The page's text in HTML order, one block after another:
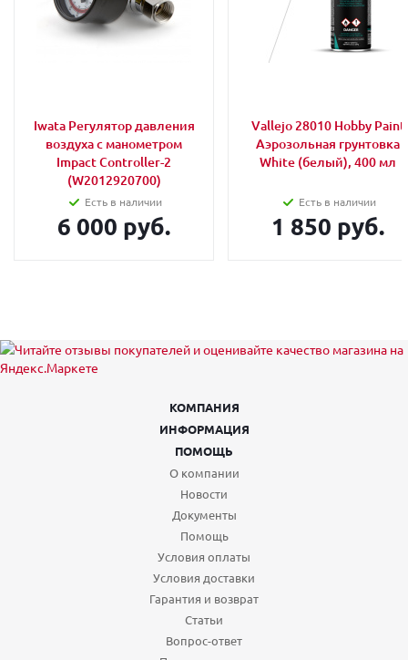
Iwata Регулятор давления
воздуха с манометром
Impact Controller-2
(W2012920700)
Есть в наличии
6 000 руб.
Vallejo 28010 Hobby Paint
Аэрозольная грунтовка
White (белый), 400 мл
Есть в наличии
1 850 руб.
КОМПАНИЯ
ИНФОРМАЦИЯ
ПОМОЩЬ
О компании
Новости
Документы
Помощь
Условия оплаты
Условия доставки
Гарантия и возврат
Статьи
Вопрос-ответ